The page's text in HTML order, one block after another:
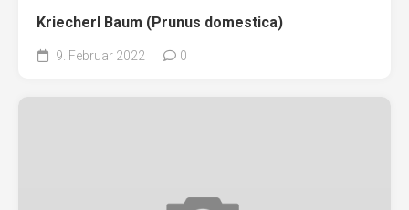
Kriecherl Baum (Prunus domestica)
9. Februar 2022 0